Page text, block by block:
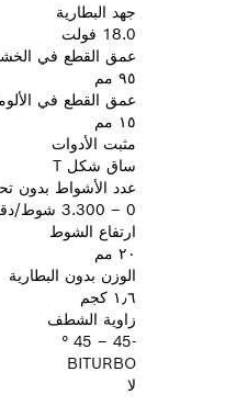
جهد البطارية
18.0 فولت
عمق القطع في
٩٥ مم
عمق القطع في
١٥ مم
مثبت الأدوات
ساق شكل T
عدد الأشواط بدون
0 – 3.300 شوط/دقيقة
ارتفاع الشوط
٢٠ مم
الوزن بدون البطارية
١٫٦ كجم
زاوية الشطف
-45 – 45 °
BITURBO
لا